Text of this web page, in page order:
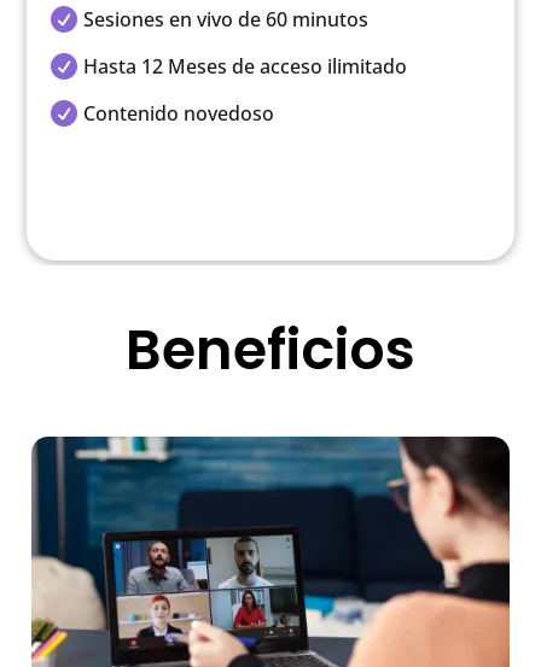
 Sesiones en vivo de 60 minutos
 Hasta 12 Meses de acceso ilimitado
 Contenido novedoso
Beneficios